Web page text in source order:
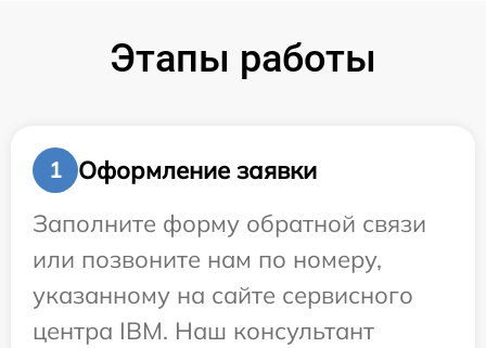
Этапы работы
1
Оформление заявки
Заполните форму обратной связи
или позвоните нам по номеру,
указанному на сайте сервисного
центра IBM. Наш консультант